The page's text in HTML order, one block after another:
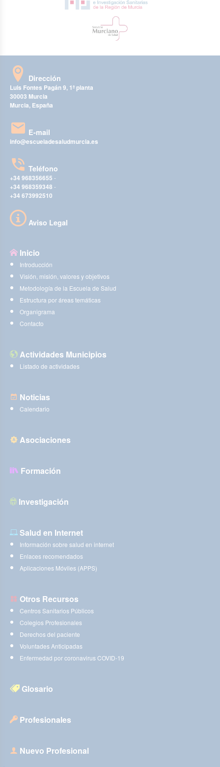
Dirección
Luis Fontes Pagán 9, 1ª planta
30003 Murcia
Murcia, España
E-mail
info@escueladesaludmurcia.es
Teléfono
+34 968356655 -
+34 968359348 -
+34 673992510
Aviso Legal
Inicio
Introducción
Visión, misión, valores y objetivos
Metodología de la Escuela de Salud
Estructura por áreas temáticas
Organigrama
Contacto
Actividades Municipios
Listado de actividades
Noticias
Calendario
Asociaciones
Formación
Investigación
Salud en Internet
Información sobre salud en internet
Enlaces recomendados
Aplicaciones Móviles (APPS)
Otros Recursos
Centros Sanitarios Públicos
Colegios Profesionales
Derechos del paciente
Voluntades Anticipadas
Enfermedad por coronavirus COVID-19
Glosario
Profesionales
Nuevo Profesional